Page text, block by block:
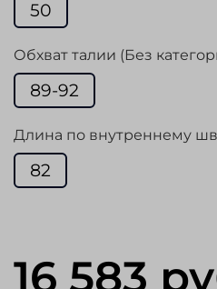
50
Обхват талии (Без
89-92
Длина по внутреннему
82
16 583